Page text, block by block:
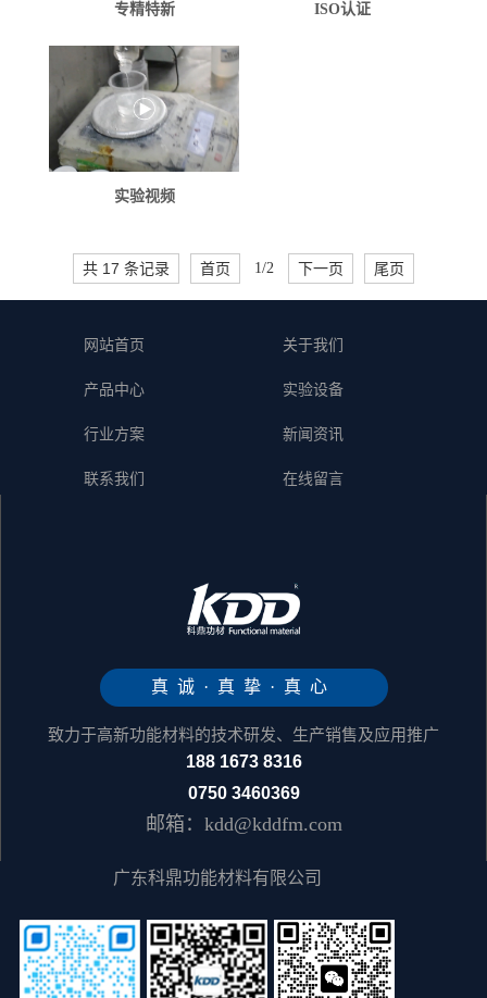
专精特新 ISO认证
实验视频
共 17 条记录 首页 1/2 下一页 尾页
网站首页 关于我们
产品中心 实验设备
行业方案 新闻资讯
联系我们 在线留言
真诚·真挚·真心
致力于高新功能材料的技术研发、生产销售及应用推广
188 1673 8316
0750 3460369
邮箱：kdd@kddfm.com
广东科鼎功能材料有限公司